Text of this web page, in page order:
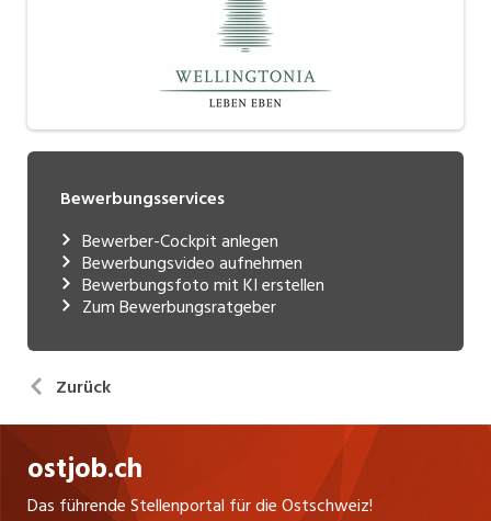
Bewerbungsservices
Bewerber-Cockpit anlegen
Bewerbungsvideo aufnehmen
Bewerbungsfoto mit KI erstellen
Zum Bewerbungsratgeber
Zurück
ostjob.ch
Das führende Stellenportal für die Ostschweiz!